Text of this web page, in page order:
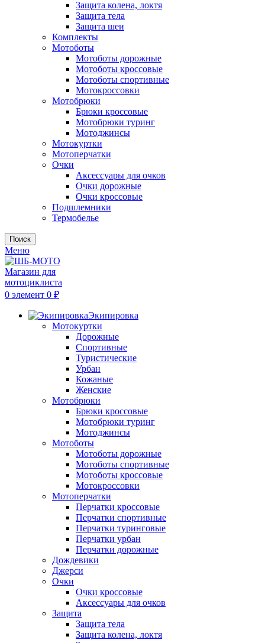
Защита колена, локтя
Защита тела
Защита шеи
Комплекты
Мотоботы
Мотоботы дорожные
Мотоботы кроссовые
Мотоботы спортивные
Мотокроссовки
Мотобрюки
Брюки кроссовые
Мотобрюки туринг
Мотоджинсы
Мотокуртки
Мотоперчатки
Очки
Аксессуары для очков
Очки дорожные
Очки кроссовые
Подшлемники
Термобелье
Поиск
Меню
0 элемент 0 ₽
Экипировка
Мотокуртки
Дорожные
Спортивные
Туристические
Урбан
Кожаные
Женские
Мотобрюки
Брюки кроссовые
Мотобрюки туринг
Мотоджинсы
Мотоботы
Мотоботы дорожные
Мотоботы спортивные
Мотоботы кроссовые
Мотокроссовки
Мотоперчатки
Перчатки кроссовые
Перчатки спортивные
Перчатки туринговые
Перчатки урбан
Перчатки дорожные
Дождевики
Джерси
Очки
Очки кроссовые
Аксессуары для очков
Защита
Защита тела
Защита колена, локтя